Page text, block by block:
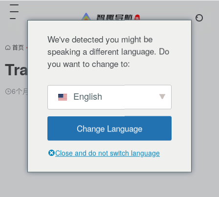
首页 • AI翻译 大模型 开源项目
TranslateGemma
6个月前更新 1,227
We've detected you might be
speaking a different language. Do
you want to change to:
English
Change Language
Close and do not switch language